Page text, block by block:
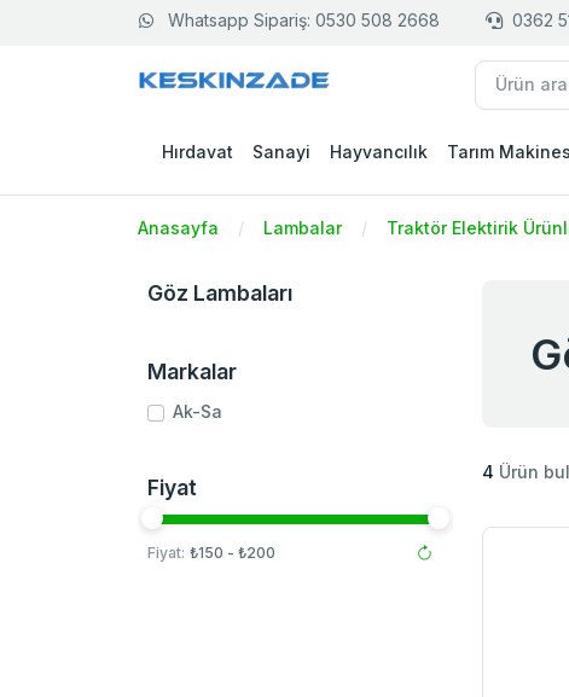
Whatsapp Sipariş: 0530 508 2668 0362
Hırdavat Sanayi Hayvancılık Tarım
Anasayfa Lambalar Traktör Elektirik
Göz Lambaları
Markalar
Ak-Sa
Fiyat
Fiyat: ₺150 - ₺200
4 Ürün